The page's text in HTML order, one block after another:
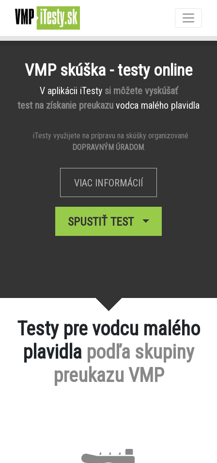
VMP skúška - testy online
V aplikácii iTesty si môžete vyskúšať
test na získanie preukazu vodca malého plavidla
iTesty využijete na prípravu na skúšky organizované
DOPRAVNÝM ÚRADOM.
VIAC INFORMÁCIÍ
SPUSTIŤ TEST
Testy pre vodcu malého
plavidla podľa skupiny
preukazu VMP